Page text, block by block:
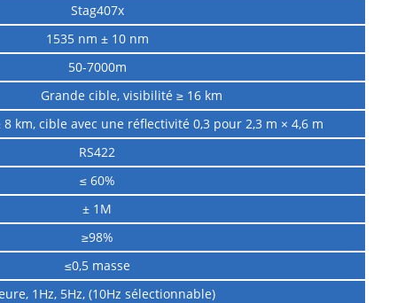
Stag407x
1535 nm ± 10 nm
50-7000m
Grande cible, visibilité ≥ 16 km
km, cible avec une réflectivité 0,3 pour 2,3 m × 4,6 m
RS422
≤ 60%
± 1M
≥98%
≤0,5 masse
1Hz, 5Hz, (10Hz sélectionnable)